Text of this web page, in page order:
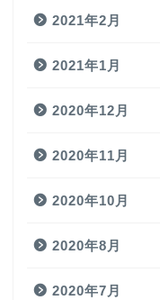
2021年2月
2021年1月
2020年12月
2020年11月
2020年10月
2020年8月
2020年7月